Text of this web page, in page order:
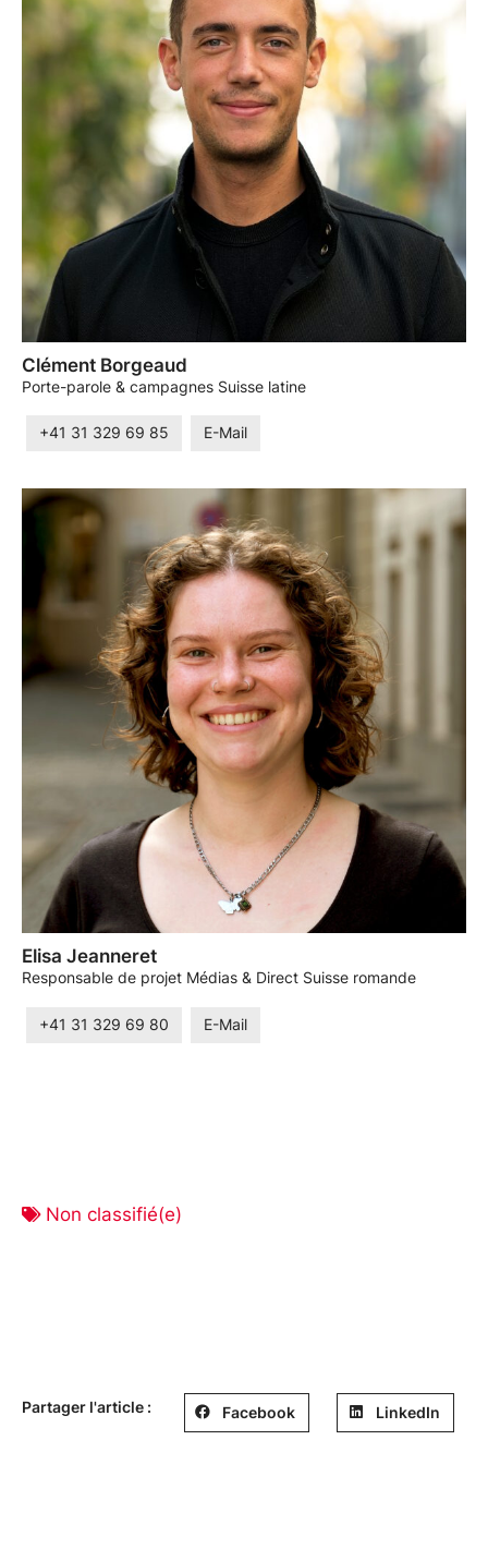
Clément Borgeaud
Porte-parole & campagnes Suisse latine
+41 31 329 69 85 E-Mail
Elisa Jeanneret
Responsable de projet Médias & Direct Suisse romande
+41 31 329 69 80 E-Mail
Non classifié(e)
Partager l'article : Facebook LinkedIn